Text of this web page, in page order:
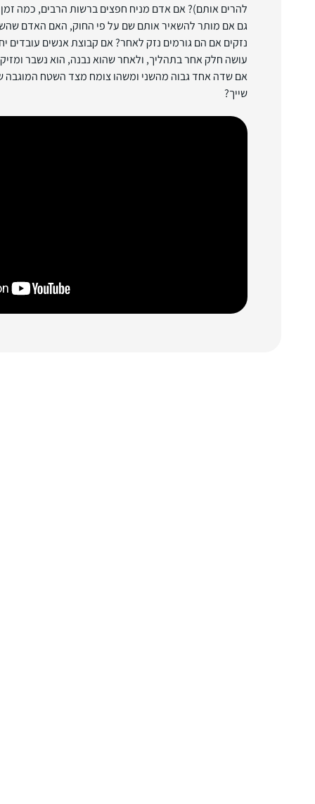
להרים אותם)? אם אדם מניח חפצים ברשות הרבים, כמה
גם אם מותר להשאיר אותם שם על פי החוק, האם האדם
נזקים אם הם גורמים נזק לאחר? אם קבוצת אנשים עובדים
עושה חלק אחר בתהליך, ולאחר שהוא נבנה, הוא נשבר
אם שדה אחד גבוה מהשני ומשהו צומח מצד השטח המוגבה
שייך?